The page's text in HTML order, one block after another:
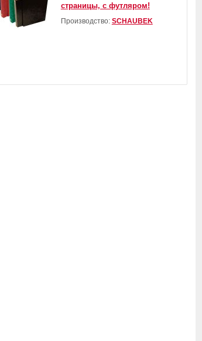
страницы, с футляром!
Производство: SCHAUBEK